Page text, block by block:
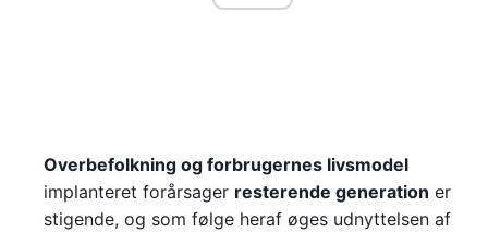
Overbefolkning og forbrugernes livsmodel
implanteret forårsager resterende generation er
stigende, og som følge heraf øges udnyttelsen af